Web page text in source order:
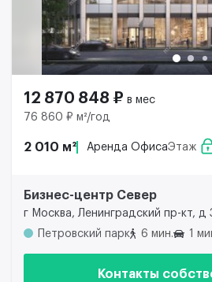
12 870 848 ₽ в мес
76 860 ₽ м²/год
2 010 м² Аренда ОфисаЭтаж
Бизнес-центр Север
г Москва, Ленинградский пр-кт, д
Петровский парк
6 мин. 1
Контакты